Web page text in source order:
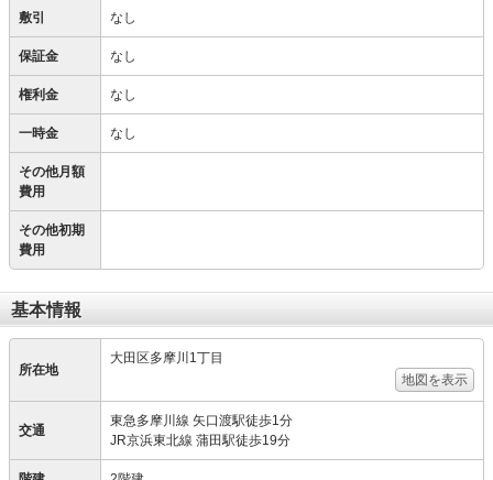
敷引 なし
保証金 なし
権利金 なし
一時金 なし
その他月額
費用
その他初期
費用
基本情報
所在地
大田区多摩川1丁目
地図を表示
交通
東急多摩川線 矢口渡駅徒歩1分
JR京浜東北線 蒲田駅徒歩19分